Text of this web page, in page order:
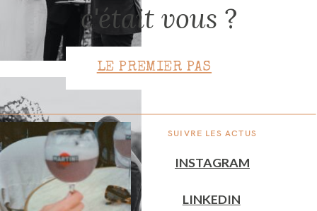
SUIVRE LES ACTUS
c'était vous ?
INSTAGRAM
LINKEDIN
LE PREMIER PAS